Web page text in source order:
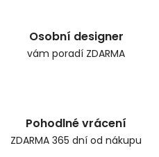
Osobní designer
vám poradí ZDARMA
Pohodlné vrácení
ZDARMA 365 dní od nákupu